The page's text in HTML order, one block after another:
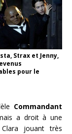
Strax et Jenny,
pour le
Commandant
a droit à une
Clara jouant très